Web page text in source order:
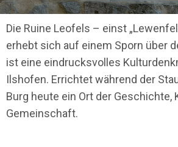
Die Ruine Leofels – einst
erhebt sich auf einem Sporn über
ist eine eindrucksvolles
Ilshofen. Errichtet während der
Burg heute ein Ort der Geschichte,
Gemeinschaft.